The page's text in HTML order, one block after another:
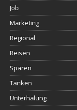
Job
Marketing
Regional
Reisen
Sparen
Tanken
Unterhalung